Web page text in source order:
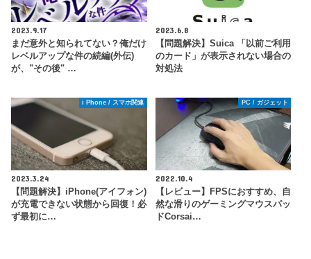
2023.9.17
まだ意外と知られてない？俺だけ
レベルアップな件の続編(外伝)
が、"その後" …
2023.6.8
【問題解決】Suica 「以前ご利用
のカード」が表示されない場合の
対処法
i Phone / スマホ関連
2023.3.24
【問題解決】iPhone(アイフォン)
が充電できない状態から回復！必
ず最初に…
PC / ガジェット
2022.10.4
【レビュー】FPSにおすすめ、自
然な滑りのゲーミングマウスパッ
ドCorsai…